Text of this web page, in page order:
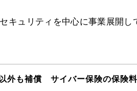
キュリティを中心に事業展開し
外も補償 サイバー保険の保険料